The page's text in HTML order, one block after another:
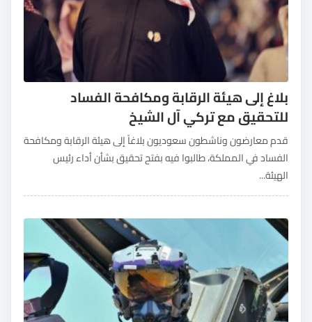
بلاغ إلى هيئة الرقابة ومكافحة الفساد
للتحقيق مع تركي آل الشيخ
قدم معارضون وناشطون سعوديون بلاغاً إلى هيئة الرقابة ومكافحة
الفساد في المملكة، طالبوا فيه بفتح تحقيق بشأن أداء رئيس
الهيئة...